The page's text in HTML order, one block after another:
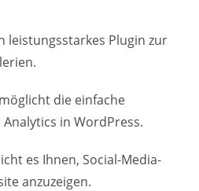
leistungsstarkes Plugin zur
die einfache
in WordPress.
es Ihnen, Social-Media-
anzuzeigen.